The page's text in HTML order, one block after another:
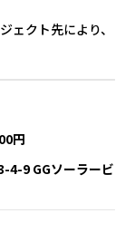
クト先により、
円
4-9 GGソーラービ